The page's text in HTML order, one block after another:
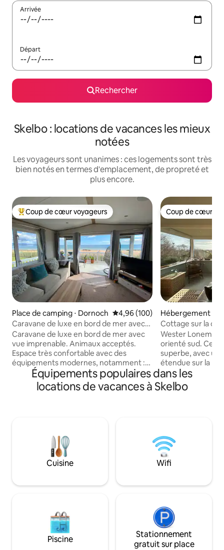
Arrivée
Départ
Rechercher
Skelbo : locations de vacances les mieux
notées
Les voyageurs sont unanimes : ces logements sont très
bien notés en termes d'emplacement, de propreté et
plus encore.
Coups de cœur voyageurs les plus appréciés
Coup de cœur voyageurs
Place de camping ⋅ Dornoch Évaluation moyenne sur la
4,96 (100)
Caravane de luxe en bord de mer avec
vue imprenable
Caravane de luxe en bord de mer avec
vue imprenable. Animaux acceptés.
Espace très confortable avec des
équipements modernes, notamment :
Wi-Fi Starlink, Netflix, 3 télévisions,
PlayStation. Toilettes avec salle de bains
privative de la chambre principale. Base
touristiques, les cafés et les restaurants.
La terrasse offre une vue superbe sur le
front de mer avec une table extérieure
et une chaise suspendue. Excellentes
convenant pas aux moins de 9 ans.
Coup de cœur
Coup de cœur
Hébergement ⋅
Cottage sur la
Wester
orienté sud. Ce
superbe, avec
étendue sur la
delà. De grandes
le paysage marin
constante
chardon d'or, les
d'huîtres, les
rouge à
À quelques pas
Équipements populaires dans les
locations de vacances à Skelbo
Cuisine Wifi
Piscine
Stationnement
gratuit sur place